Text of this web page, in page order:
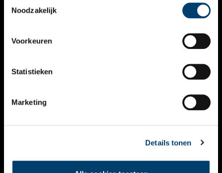
Noodzakelijk
Voorkeuren
Statistieken
Marketing
Details tonen
VERHALEN
KALENDER
THEMA’S
VIDEO’S
CONTACT